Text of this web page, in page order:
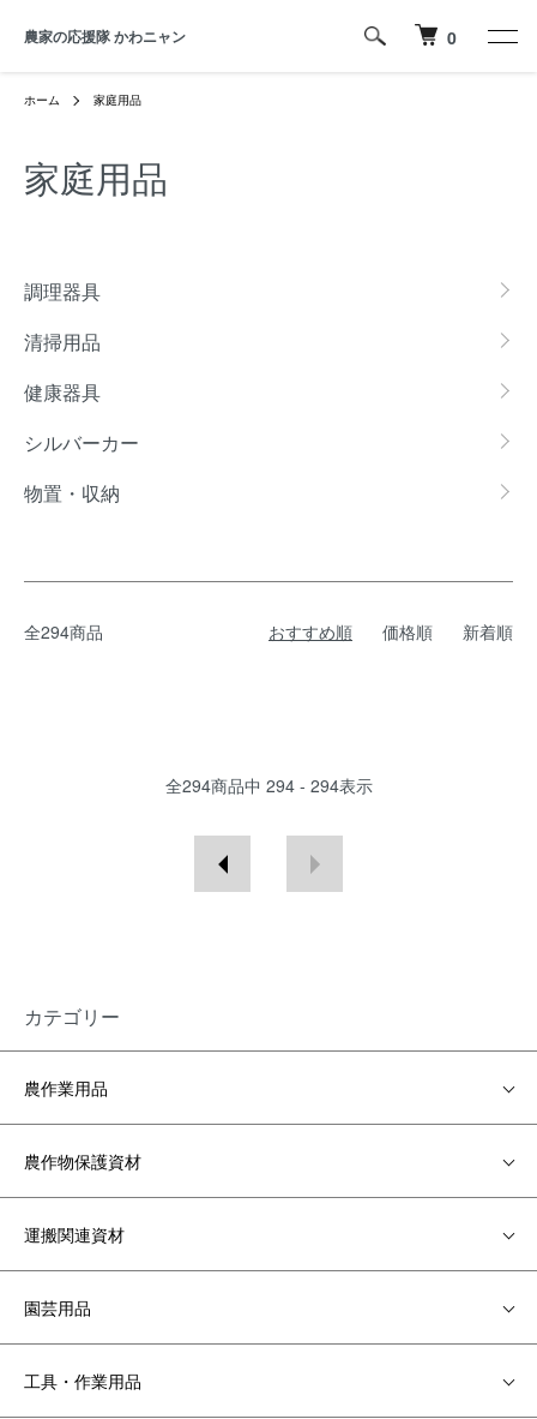
農家の応援隊 かわニャン 0
ホーム 家庭用品
家庭用品
調理器具
清掃用品
健康器具
シルバーカー
物置・収納
全294商品 おすすめ順 価格順 新着順
全294商品中 294 - 294表示
カテゴリー
農作業用品
農作物保護資材
運搬関連資材
園芸用品
工具・作業用品